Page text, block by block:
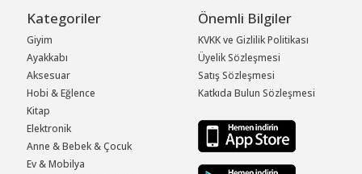
Kategoriler
Giyim
Ayakkabı
Aksesuar
Hobi & Eğlence
Kitap
Elektronik
Anne & Bebek & Çocuk
Ev & Mobilya
Önemli Bilgiler
KVKK ve Gizlilik Politikası
Üyelik Sözleşmesi
Satış Sözleşmesi
Katkıda Bulun Sözleşmesi